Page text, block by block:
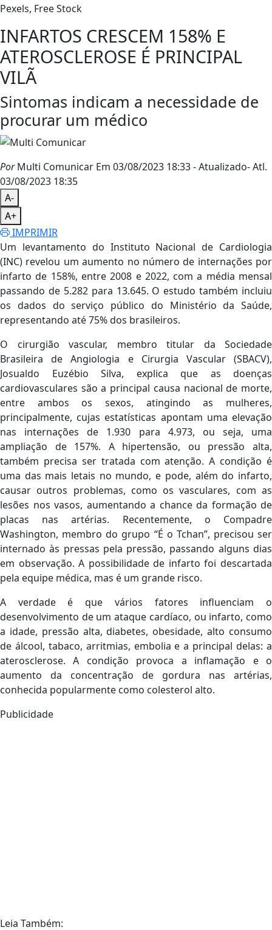
Pexels, Free Stock
INFARTOS CRESCEM 158% E
ATEROSCLEROSE É PRINCIPAL
VILÃ
Sintomas indicam a necessidade de
procurar um médico
PorMulti Comunicar Em 03/08/2023 18:33- Atualizado- Atl.
03/08/2023 18:35
A-
A+
IMPRIMIR
Um levantamento do Instituto Nacional de Cardiologia
(INC) revelou um aumento no número de internações por
infarto de 158%, entre 2008 e 2022, com a média mensal
passando de 5.282 para 13.645. O estudo também incluiu
os dados do serviço público do Ministério da Saúde,
representando até 75% dos brasileiros.
O cirurgião vascular, membro titular da Sociedade
Brasileira de Angiologia e Cirurgia Vascular (SBACV),
Josualdo Euzébio Silva, explica que as doenças
cardiovasculares são a principal causa nacional de morte,
entre ambos os sexos, atingindo as mulheres,
principalmente, cujas estatísticas apontam uma elevação
nas internações de 1.930 para 4.973, ou seja, uma
ampliação de 157%. A hipertensão, ou pressão alta,
também precisa ser tratada com atenção. A condição é
uma das mais letais no mundo, e pode, além do infarto,
causar outros problemas, como os vasculares, com as
lesões nos vasos, aumentando a chance da formação de
placas nas artérias. Recentemente, o Compadre
Washington, membro do grupo “É o Tchan”, precisou ser
internado às pressas pela pressão, passando alguns dias
em observação. A possibilidade de infarto foi descartada
pela equipe médica, mas é um grande risco.
A verdade é que vários fatores influenciam o
desenvolvimento de um ataque cardíaco, ou infarto, como
a idade, pressão alta, diabetes, obesidade, alto consumo
de álcool, tabaco, arritmias, embolia e a principal delas: a
aterosclerose. A condição provoca a inflamação e o
aumento da concentração de gordura nas artérias,
conhecida popularmente como colesterol alto.
Publicidade
Leia Também: